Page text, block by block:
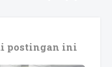
postingan ini